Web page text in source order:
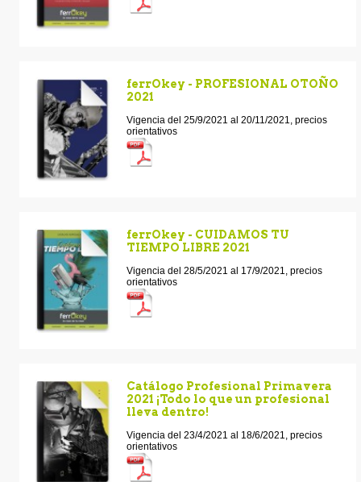
ferrOkey - PROFESIONAL OTOÑO
2021
Vigencia del 25/9/2021 al 20/11/2021, precios
orientativos
ferrOkey - CUIDAMOS TU
TIEMPO LIBRE 2021
Vigencia del 28/5/2021 al 17/9/2021, precios
orientativos
Catálogo Profesional Primavera
2021 ¡Todo lo que un profesional
lleva dentro!
Vigencia del 23/4/2021 al 18/6/2021, precios
orientativos